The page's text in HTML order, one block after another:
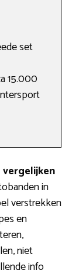
set
15.000
in
verstrekken
en
niet
info